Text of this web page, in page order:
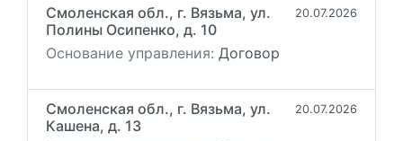
Смоленская обл., г. Вязьма, ул.
Полины Осипенко, д. 10
20.07.2026
Основание управления: Договор
Смоленская обл., г. Вязьма, ул.
Кашена, д. 13
20.07.2026